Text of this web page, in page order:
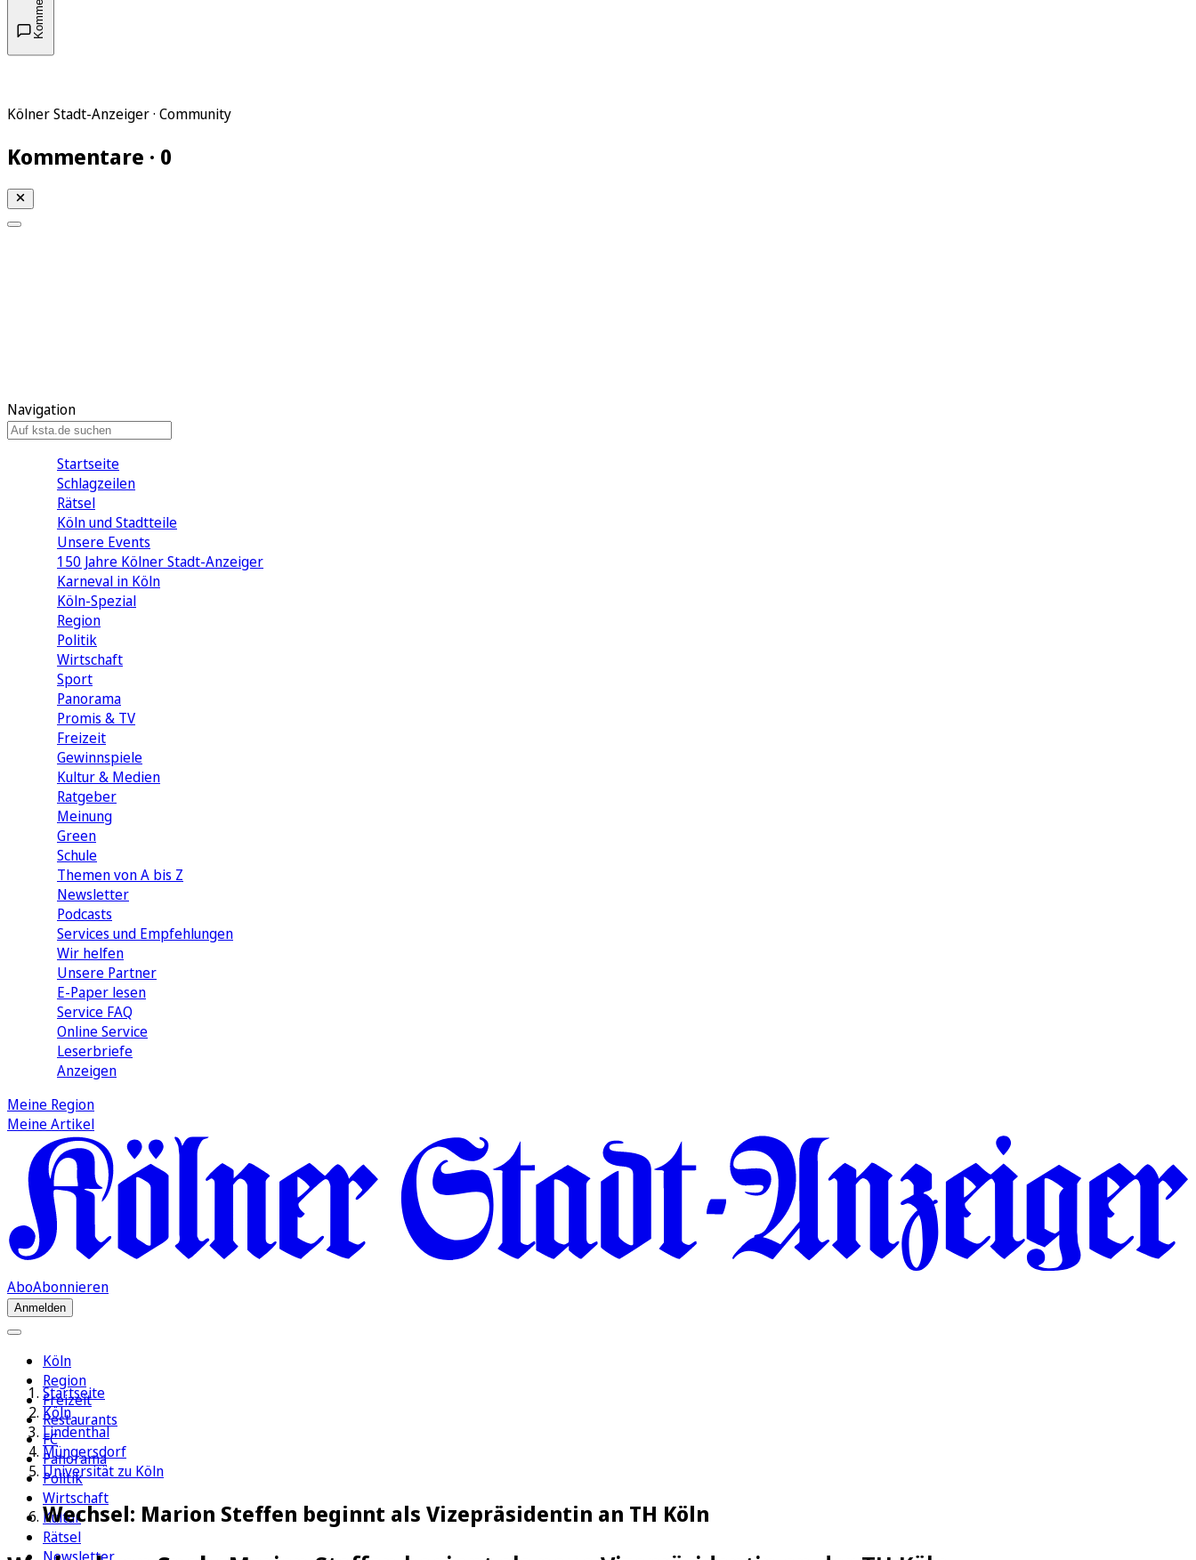
Kölner Stadt-Anzeiger · Community
Kommentare · 0
Navigation
Startseite
Schlagzeilen
Rätsel
Köln und Stadtteile
Unsere Events
150 Jahre Kölner Stadt-Anzeiger
Karneval in Köln
Köln-Spezial
Region
Politik
Wirtschaft
Sport
Panorama
Promis & TV
Freizeit
Gewinnspiele
Kultur & Medien
Ratgeber
Meinung
Green
Schule
Themen von A bis Z
Newsletter
Podcasts
Services und Empfehlungen
Wir helfen
Unsere Partner
E-Paper lesen
Service FAQ
Online Service
Leserbriefe
Anzeigen
Meine Region
Meine Artikel
AboAbonnieren
Anmelden
Köln
Region
Freizeit
Restaurants
FC
Panorama
Politik
Wirtschaft
Kultur
Rätsel
Startseite
Köln
Lindenthal
Müngersdorf
Universität zu Köln
Wechsel: Marion Steffen beginnt als Vizepräsidentin an TH Köln